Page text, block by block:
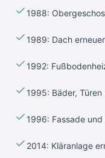
1988:
1989: Dach
1992:
1995: Bäder,
1996: Fassade
2014: Kläranlage